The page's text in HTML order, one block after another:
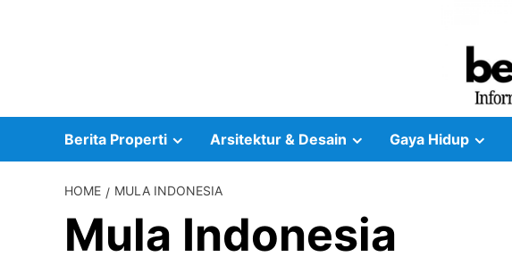
Berita Properti Arsitektur & Desain Gaya Hidup
HOME MULA INDONESIA
Mula Indonesia